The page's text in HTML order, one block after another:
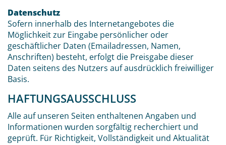
Datenschutz
Sofern innerhalb des Internetangebotes die
Möglichkeit zur Eingabe persönlicher oder
geschäftlicher Daten (Emailadressen, Namen,
Anschriften) besteht, erfolgt die Preisgabe dieser
Daten seitens des Nutzers auf ausdrücklich freiwilliger
Basis.
HAFTUNGSAUSSCHLUSS
Alle auf unseren Seiten enthaltenen Angaben und
Informationen wurden sorgfältig recherchiert und
geprüft. Für Richtigkeit, Vollständigkeit und Aktualität